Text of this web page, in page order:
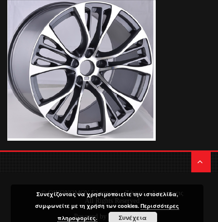
© ΟΙΚΟΝΟΜΟΥ Ελαστικά – Ζάντες – Αναρτήσεις
All Rights Reserved
Powered by Media Planners
Συνεχίζοντας να χρησιμοποιείτε την ιστοσελίδα,
συμφωνείτε με τη χρήση των cookies.Περισσότερες
πληροφορίες.
Συνέχεια